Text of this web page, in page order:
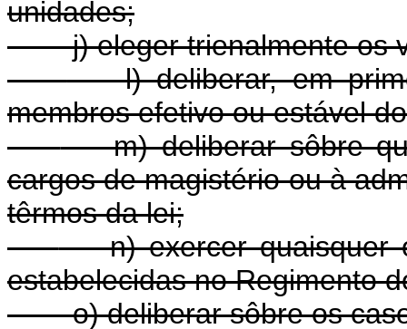
unidades;
j) eleger trienalmente os
l) deliberar, em
membros efetivo ou estável
m) deliberar sôbre
cargos de magistério ou à
têrmos da lei;
n) exercer quaisquer
estabelecidas no Regimento
o) deliberar sôbre os